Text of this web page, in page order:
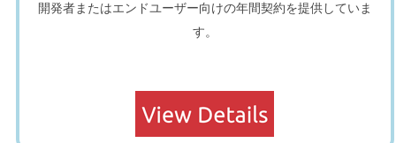
開発者またはエンドユーザー向けの年間契約を提供していま
す。